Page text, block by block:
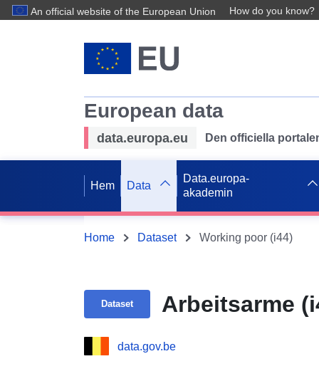
An official website of the European Union How do you know?
European data
data.europa.eu Den officiella
Hem Data
Data.europa-
akademin
Home Dataset Working poor (i44)
Dataset Arbeitsarme
data.gov.be